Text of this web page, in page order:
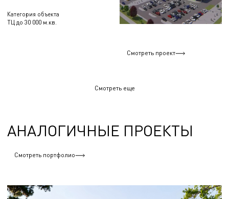
Категория объекта
ТЦ до 30 000 м.кв.
Смотреть проект
Смотреть еще
АНАЛОГИЧНЫЕ ПРОЕКТЫ
Смотреть портфолио
Бизнес центры